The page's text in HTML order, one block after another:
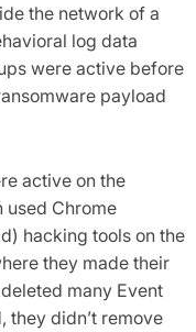
the network of a
log data
were active before
payload
active on the
used Chrome
hacking tools on the
they made their
many Event
they didn’t remove